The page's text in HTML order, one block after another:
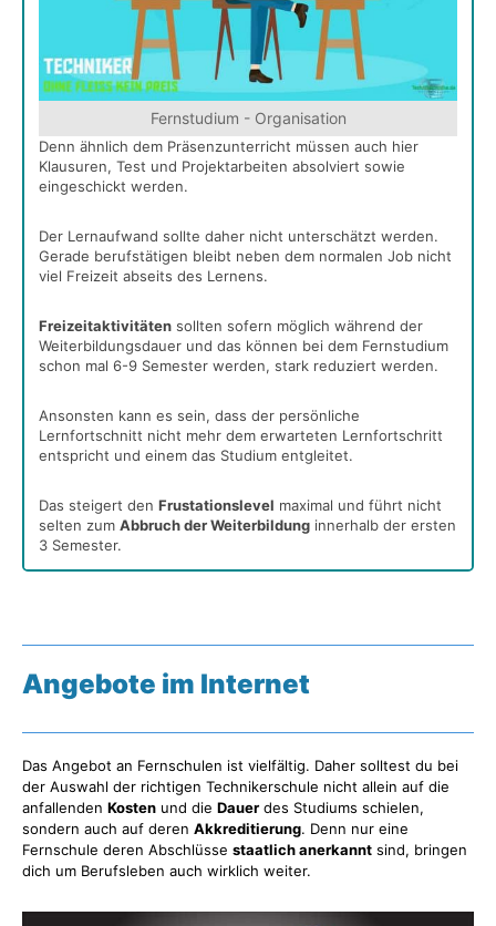
Fernstudium - Organisation
Denn ähnlich dem Präsenzunterricht müssen auch hier
Klausuren, Test und Projektarbeiten absolviert sowie
eingeschickt werden.
Der Lernaufwand sollte daher nicht unterschätzt werden.
Gerade berufstätigen bleibt neben dem normalen Job nicht
viel Freizeit abseits des Lernens.
Freizeitaktivitäten sollten sofern möglich während der
Weiterbildungsdauer und das können bei dem Fernstudium
schon mal 6-9 Semester werden, stark reduziert werden.
Ansonsten kann es sein, dass der persönliche
Lernfortschnitt nicht mehr dem erwarteten Lernfortschritt
entspricht und einem das Studium entgleitet.
Das steigert den Frustationslevel maximal und führt nicht
selten zum Abbruch der Weiterbildung innerhalb der ersten
3 Semester.
Angebote im Internet
Das Angebot an Fernschulen ist vielfältig. Daher solltest du bei
der Auswahl der richtigen Technikerschule nicht allein auf die
anfallenden Kosten und die Dauer des Studiums schielen,
sondern auch auf deren Akkreditierung. Denn nur eine
Fernschule deren Abschlüsse staatlich anerkannt sind, bringen
dich um Berufsleben auch wirklich weiter.